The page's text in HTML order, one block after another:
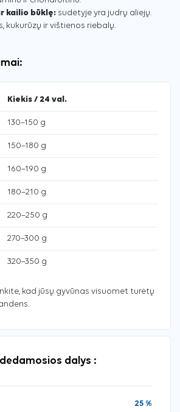
kailio būklę: sudėtyje yra judrų aliejų.
kukurūzų ir vištienos riebalų.
Kiekis / 24 val.
130–150 g
150–180 g
160–190 g
180–210 g
220–250 g
270–300 g
320–350 g
kad jūsų gyvūnas visuomet turėtų
dalys :
25 %